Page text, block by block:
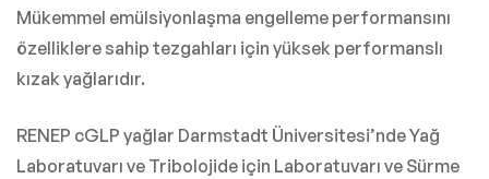
Mükemmel emülsiyonlaşma engelleme performansını
özelliklere sahip tezgahları için yüksek performanslı
kızak yağlarıdır.
RENEP cGLP yağlar Darmstadt Üniversitesi’nde Yağ
Laboratuvarı ve Tribolojide için Laboratuvarı ve Sürme